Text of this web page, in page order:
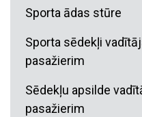
Sporta ādas stūre
Sporta sēdekļi
pasažierim
Sēdekļu apsilde
pasažierim